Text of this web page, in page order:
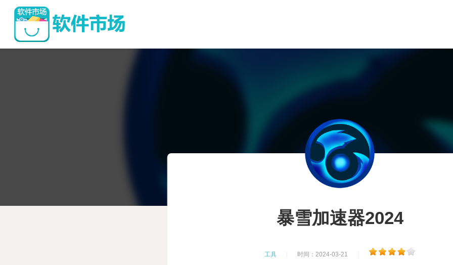
暴雪加速器2024
工具 时间：2024-03-21